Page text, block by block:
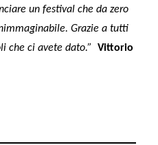
un festival che da zero
Grazie a tutti
che ci avete dato.” Vittorio